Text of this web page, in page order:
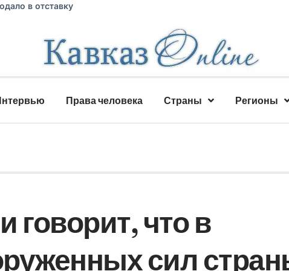
в отставку
Права человека Страны Регионы
что в
сил